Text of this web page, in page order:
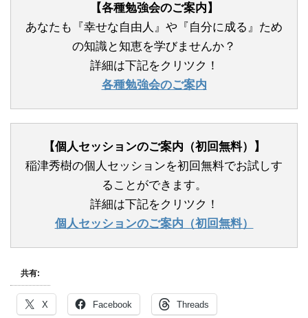
【各種勉強会のご案内】
あなたも『幸せな自由人』や『自分に成る』ため
の知識と知恵を学びませんか？
詳細は下記をクリツク！
各種勉強会のご案内
【個人セッションのご案内（初回無料）】
稲津秀樹の個人セッションを初回無料でお試しす
ることができます。
詳細は下記をクリツク！
個人セッションのご案内（初回無料）
共有:
X Facebook Threads